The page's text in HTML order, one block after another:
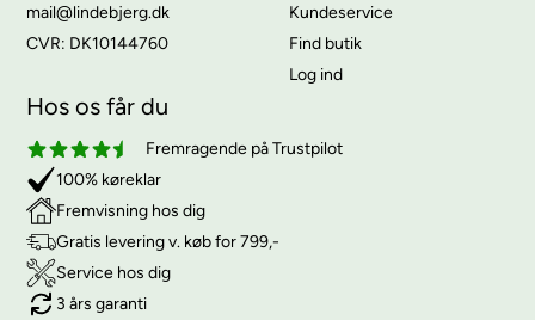
mail@lindebjerg.dk
CVR: DK10144760
Kundeservice
Find butik
Log ind
Hos os får du
Fremragende på Trustpilot
100% køreklar
Fremvisning hos dig
Gratis levering v. køb for 799,-
Service hos dig
3 års garanti